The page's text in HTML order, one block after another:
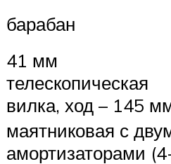
барабан
41 мм
телескопическая
вилка, ход – 145
маятниковая с
амортизаторами